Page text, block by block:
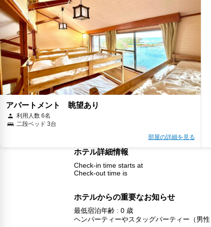
アパートメント 眺望あり
利用人数 6名
二段ベッド 3台
部屋の詳細を見る
ホテル詳細情報
Check-in time starts at
Check-out time is
ホテルからの重要なお知らせ
最低宿泊年齢 : 0 歳
ヘンパーティーやスタッグパーティー（男